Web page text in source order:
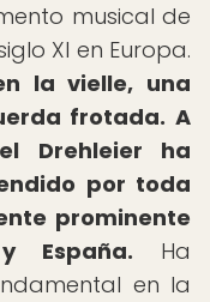
musical de
XI en Europa.
la vielle, una
frotada. A
Drehleier ha
por toda
prominente
España. Ha
en la